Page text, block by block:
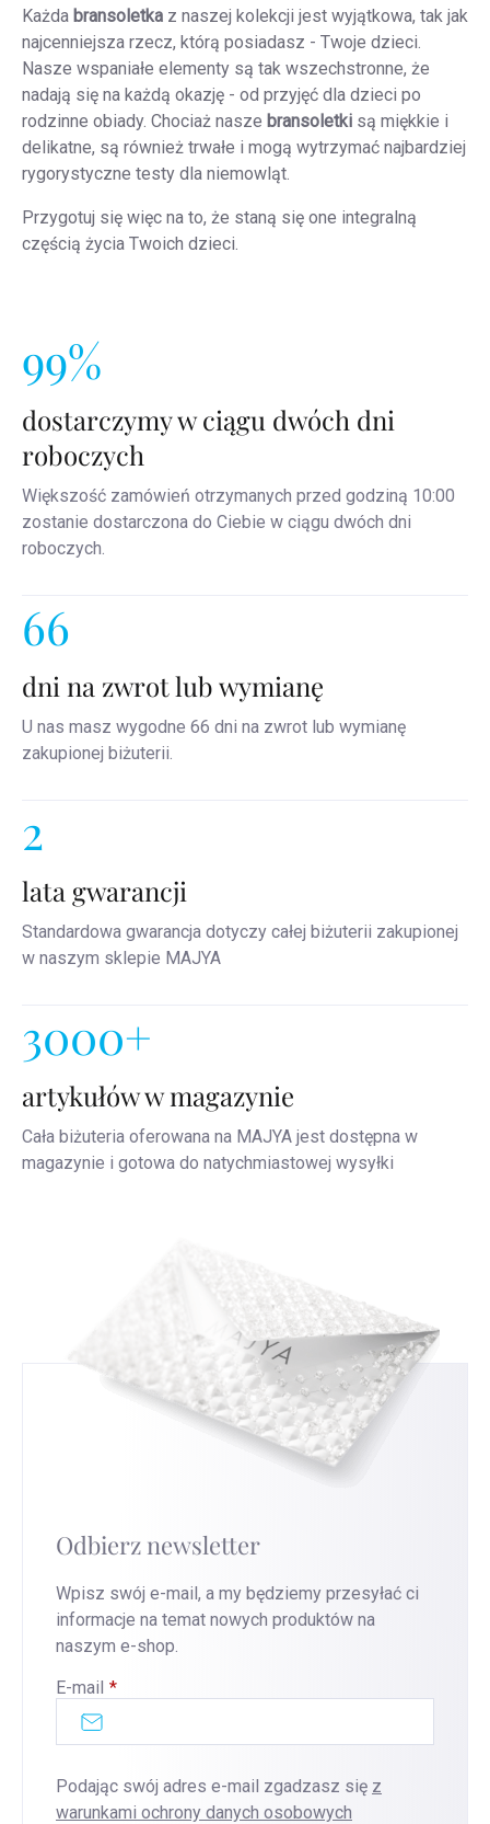
Każda bransoletka z naszej kolekcji jest wyjątkowa, tak jak
najcenniejsza rzecz, którą posiadasz - Twoje dzieci.
Nasze wspaniałe elementy są tak wszechstronne, że
nadają się na każdą okazję - od przyjęć dla dzieci po
rodzinne obiady. Chociaż nasze bransoletki są miękkie i
delikatne, są również trwałe i mogą wytrzymać najbardziej
rygorystyczne testy dla niemowląt.
Przygotuj się więc na to, że staną się one integralną
częścią życia Twoich dzieci.
99%
dostarczymy w ciągu dwóch dni
roboczych
Większość zamówień otrzymanych przed godziną 10:00
zostanie dostarczona do Ciebie w ciągu dwóch dni
roboczych.
66
dni na zwrot lub wymianę
U nas masz wygodne 66 dni na zwrot lub wymianę
zakupionej biżuterii.
2
lata gwarancji
Standardowa gwarancja dotyczy całej biżuterii zakupionej
w naszym sklepie MAJYA
3000+
artykułów w magazynie
Cała biżuteria oferowana na MAJYA jest dostępna w
magazynie i gotowa do natychmiastowej wysyłki
Odbierz newsletter
Wpisz swój e-mail, a my będziemy przesyłać ci
informacje na temat nowych produktów na
naszym e-shop.
E-mail
Podając swój adres e-mail zgadzasz się z
warunkami ochrony danych osobowych